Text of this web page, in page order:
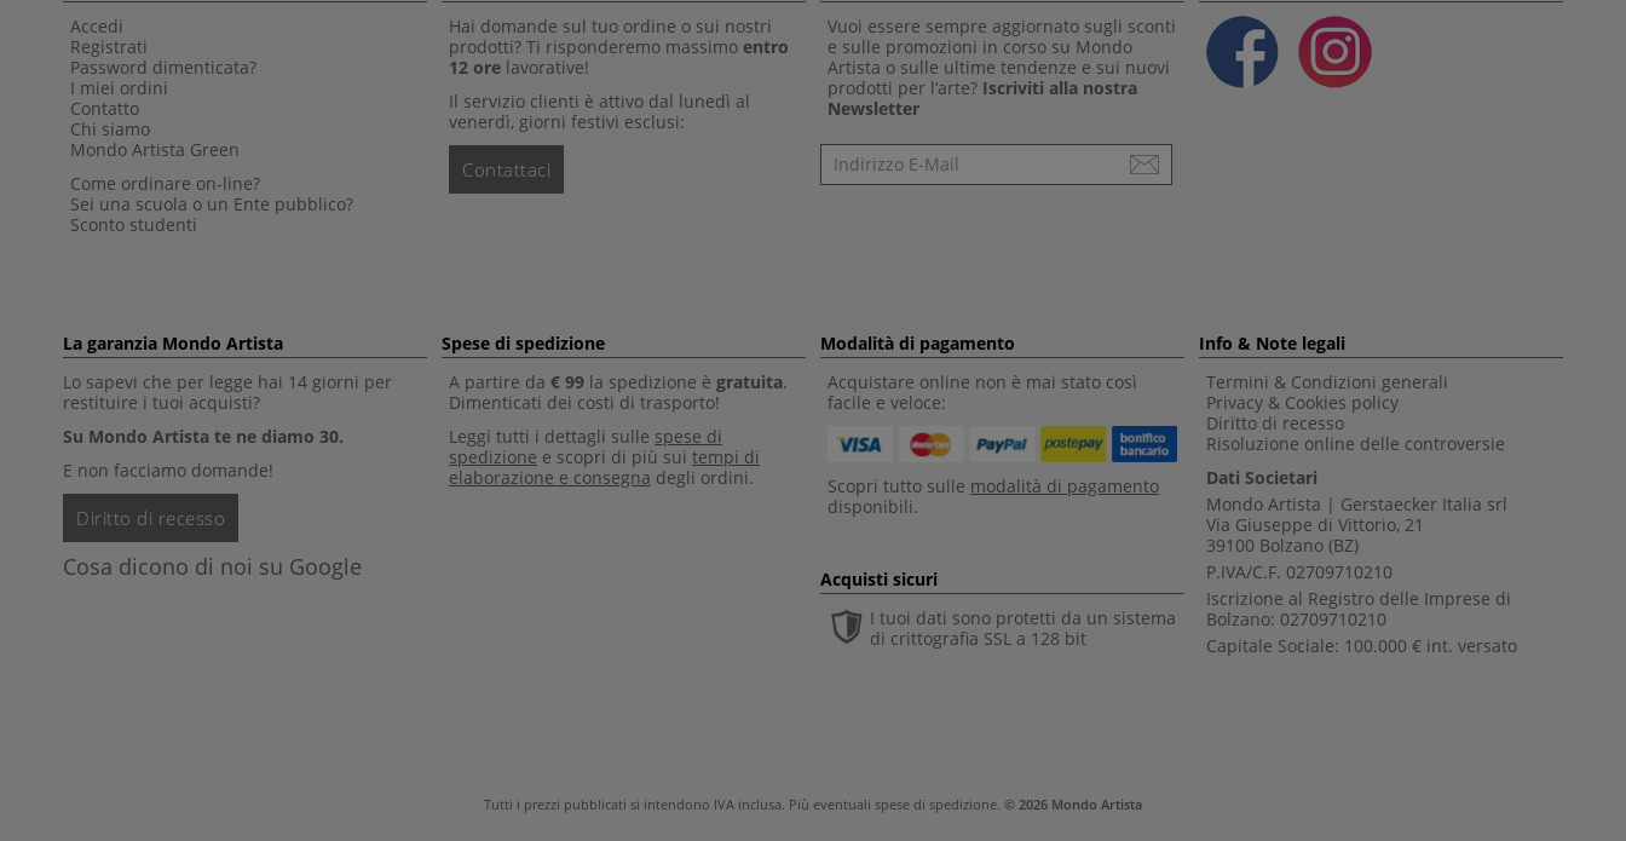
Accedi
Registrati
Password dimenticata?
I miei ordini
Contatto
Chi siamo
Mondo Artista Green
Come ordinare on-line?
Sei una scuola o un Ente pubblico?
Sconto studenti
Hai domande sul tuo ordine o sui nostri
prodotti? Ti risponderemo massimo entro
12 ore lavorative!
Il servizio clienti è attivo dal lunedì al
venerdì, giorni festivi esclusi:
Contattaci
Vuoi essere sempre aggiornato sugli sconti
e sulle promozioni in corso su Mondo
Artista o sulle ultime tendenze e sui nuovi
prodotti per l’arte? Iscriviti alla nostra
Newsletter
Newsletter
La garanzia Mondo Artista
Lo sapevi che per legge hai 14 giorni per
restituire i tuoi acquisti?
Su Mondo Artista te ne diamo 30.
E non facciamo domande!
Diritto di recesso
Cosa dicono di noi su Google
Spese di spedizione
A partire da € 99 la spedizione è gratuita.
Dimenticati dei costi di trasporto!
Leggi tutti i dettagli sulle spese di
spedizione e scopri di più sui tempi di
elaborazione e consegna degli ordini.
Modalità di pagamento
Acquistare online non è mai stato così
facile e veloce:
Scopri tutto sulle modalità di pagamento
disponibili.
Info & Note legali
Termini & Condizioni generali
Privacy & Cookies policy
Diritto di recesso
Risoluzione online delle controversie
Dati Societari
Mondo Artista | Gerstaecker Italia srl
Via Giuseppe di Vittorio, 21
39100 Bolzano (BZ)
P.IVA/C.F. 02709710210
Iscrizione al Registro delle Imprese di
Bolzano: 02709710210
Capitale Sociale: 100.000 € int. versato
Acquisti sicuri
I tuoi dati sono protetti da un sistema
di crittografia SSL a 128 bit
Tutti i prezzi pubblicati si intendono IVA inclusa. Più eventuali spese di spedizione. © 2026 Mondo Artista